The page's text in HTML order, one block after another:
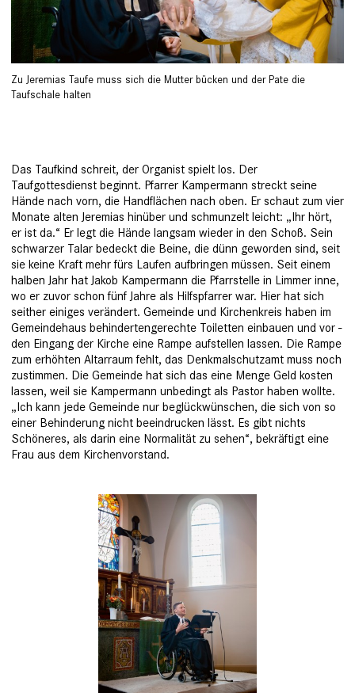
Zu Jeremias Taufe muss sich die Mutter bücken und der Pate die
Taufschale halten
Das Taufkind schreit, der Organist spielt los. Der
Taufgottesdienst beginnt. Pfarrer Kamper­mann streckt seine
Hände nach vorn, die Handflächen nach oben. Er schaut zum vier
Monate alten Jeremias hinüber und schmunzelt leicht: „Ihr hört,
er ist da.“ Er legt die Hände langsam wieder in den Schoß. Sein
schwarzer Talar bedeckt die Beine, die dünn geworden sind, seit
sie keine Kraft mehr fürs Laufen aufbringen müssen. Seit einem
halben Jahr hat Jakob Kamper­mann die Pfarrstelle in Limmer ­inne,
wo er zuvor schon fünf Jahre als ­Hilfspfarrer war. Hier hat sich
seither ­einiges verändert. Gemeinde und Kirchenkreis haben im
Gemeindehaus behindertengerechte Toiletten einbauen und vor ­
den Eingang der Kirche eine Rampe aufstellen lassen. Die Rampe
zum erhöhten Altarraum fehlt, das Denkmalschutzamt muss noch
zustimmen. Die Gemeinde hat sich das eine Menge Geld kosten
lassen, weil sie Kampermann unbedingt als Pastor haben wollte.
„Ich kann jede Gemeinde nur beglückwünschen, die sich von so
einer Behinderung nicht beeindrucken lässt. ­Es gibt nichts
Schöneres, als darin eine Normalität zu sehen“, bekräftigt eine
Frau aus dem Kirchenvorstand.